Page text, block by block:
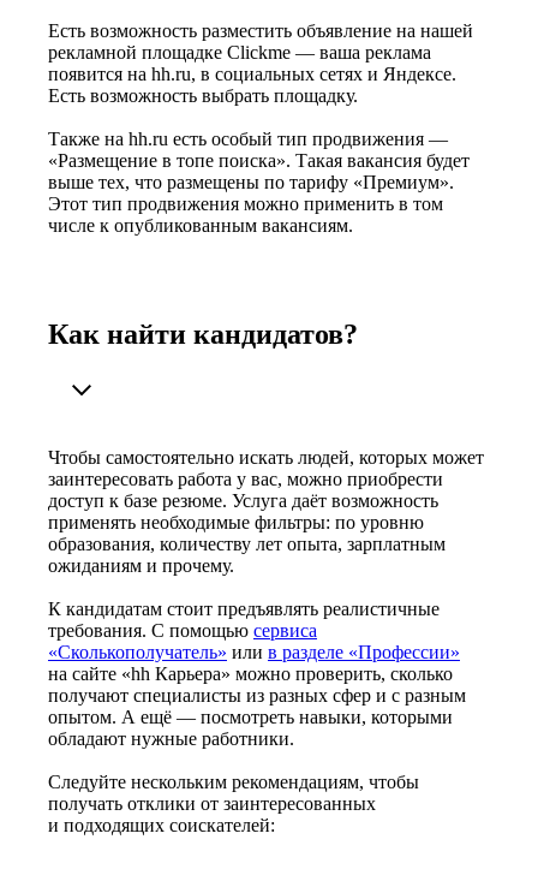
Есть возможность разместить объявление на нашей
рекламной площадке Clickme — ваша реклама
появится на hh.ru, в социальных сетях и Яндексе.
Есть возможность выбрать площадку.
Также на hh.ru есть особый тип продвижения —
«Размещение в топе поиска». Такая вакансия будет
выше тех, что размещены по тарифу «Премиум».
Этот тип продвижения можно применить в том
числе к опубликованным вакансиям.
Как найти кандидатов?
Чтобы самостоятельно искать людей, которых может
заинтересовать работа у вас, можно приобрести
доступ к базе резюме. Услуга даёт возможность
применять необходимые фильтры: по уровню
образования, количеству лет опыта, зарплатным
ожиданиям и прочему.
К кандидатам стоит предъявлять реалистичные
требования. С помощью сервиса
«Сколькополучатель» или в разделе «Профессии»
на сайте «hh Карьера» можно проверить, сколько
получают специалисты из разных сфер и с разным
опытом. А ещё — посмотреть навыки, которыми
обладают нужные работники.
Следуйте нескольким рекомендациям, чтобы
получать отклики от заинтересованных
и подходящих соискателей: